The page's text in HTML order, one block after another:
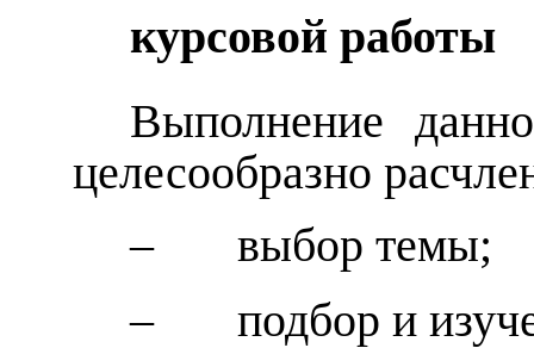
курсовой работы
Выполнение
целесообразно
–
выбор темы;
–
подбор и